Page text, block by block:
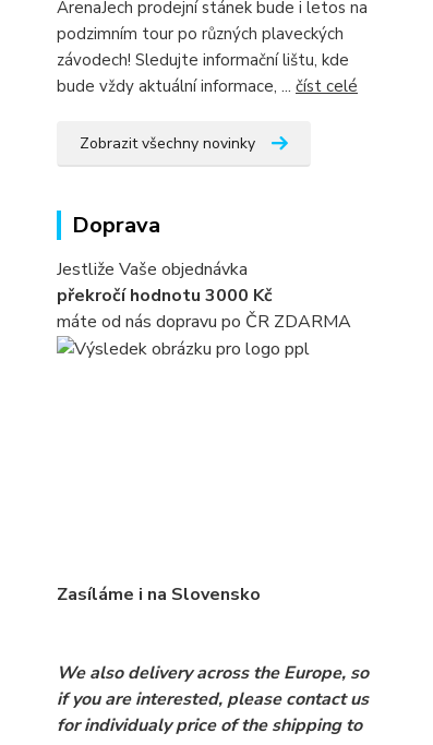
ArenaJech prodejní stánek bude i letos na
podzimním tour po různých plaveckých
závodech! Sledujte informační lištu, kde
bude vždy aktuální informace, ... číst celé
Zobrazit všechny novinky
Doprava
Jestliže Vaše objednávka
překročí hodnotu 3000 Kč
máte od nás dopravu po ČR ZDARMA
Zasíláme i na Slovensko
We also delivery across the Europe, so
if you are interested, please contact us
for individualy price of the shipping to